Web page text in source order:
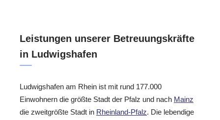
Leistungen unserer Betreuungskräfte
in Ludwigshafen
Ludwigshafen am Rhein ist mit rund 177.000
Einwohnern die größte Stadt der Pfalz und nach Mainz
die zweitgrößte Stadt in Rheinland-Pfalz. Die lebendige